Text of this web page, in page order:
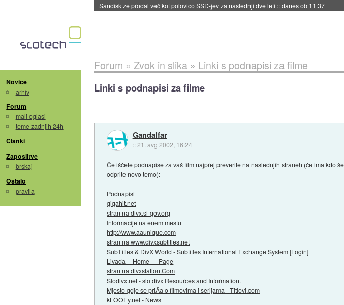
Tajvan in Južna Koreja po izvozu prvikrat prehitela Japonsko::danes ob 11:37
Novice
arhiv
Forum
mali oglasi
teme zadnjih 24h
Članki
Zaposlitve
brskaj
Ostalo
pravila
Forum » Zvok in slika» Linki s podnapisi za filme
Linki s podnapisi za filme
Gandalfar
::21. avg 2002, 16:24
Če iščete podnapise za vaš film najprej preverite na naslednjih straneh (če ima kdo
odprite novo temo):
Podnapisi
gigahit.net
stran na divx.si-gov.org
Informacije na enem mestu
http://www.aaunique.com
stran na www.divxsubtitles.net
SubTitles & DivX World - Subtitles International Exchange System [Login]
Livada -- Home --- Page
stran na divxstation.Com
Slodivx.net - slo divx Resources and Information.
Mjesto gdje se priÄa o filmovima i serijama - Titlovi.com
kLOOFy.net - News